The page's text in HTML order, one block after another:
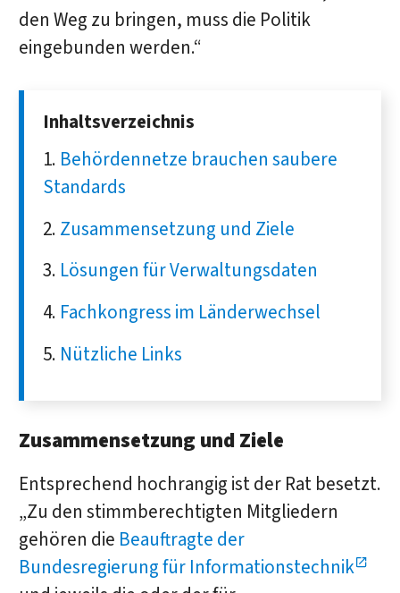
den Weg zu bringen, muss die Politik
eingebunden werden.“
Inhaltsverzeichnis
Behördennetze brauchen saubere
Standards
Zusammensetzung und Ziele
Lösungen für Verwaltungsdaten
Fachkongress im Länderwechsel
Nützliche Links
Zusammensetzung und Ziele
Entsprechend hochrangig ist der Rat besetzt.
„Zu den stimmberechtigten Mitgliedern
gehören die Beauftragte der
Bundesregierung für Informationstechnik